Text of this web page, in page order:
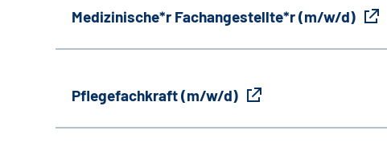
Medizinische*r Fachangestellte*r (m/w/d)
Pflegefachkraft (m/w/d)